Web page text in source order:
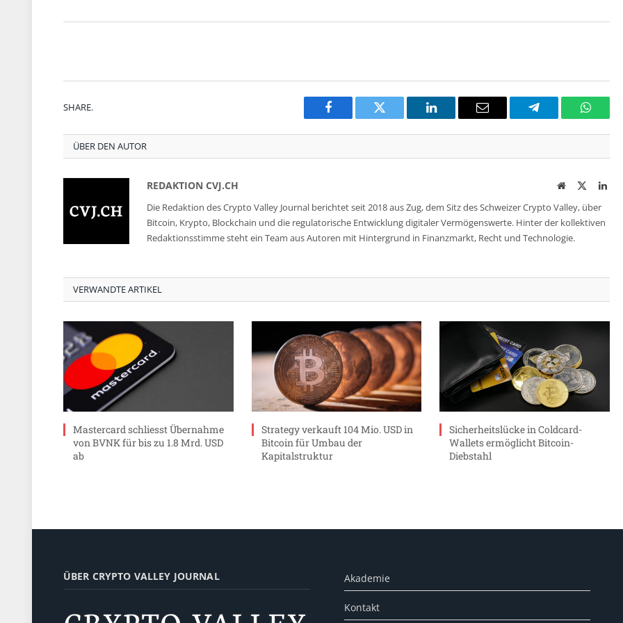
SHARE.
Facebook Twitter LinkedIn Email Telegram
ÜBER DEN AUTOR
REDAKTION CVJ.CH WebsiteTwitter
Die Redaktion des Crypto Valley Journal berichtet seit 2018 aus Zug, dem Sitz des Schweizer Crypto Valley, über
Bitcoin, Krypto, Blockchain und die regulatorische Entwicklung digitaler Vermögenswerte. Hinter der kollektiven
Redaktionsstimme steht ein Team aus Autoren mit Hintergrund in Finanzmarkt, Recht und Technologie.
VERWANDTE ARTIKEL
Mastercard schliesst Übernahme
von BVNK für bis zu 1.8 Mrd. USD
ab
Strategy verkauft 104 Mio. USD in
Bitcoin für Umbau der
Kapitalstruktur
Sicherheitslücke in Coldcard-
Wallets ermöglicht Bitcoin-
Diebstahl
ÜBER CRYPTO VALLEY JOURNAL Akademie
Kontakt